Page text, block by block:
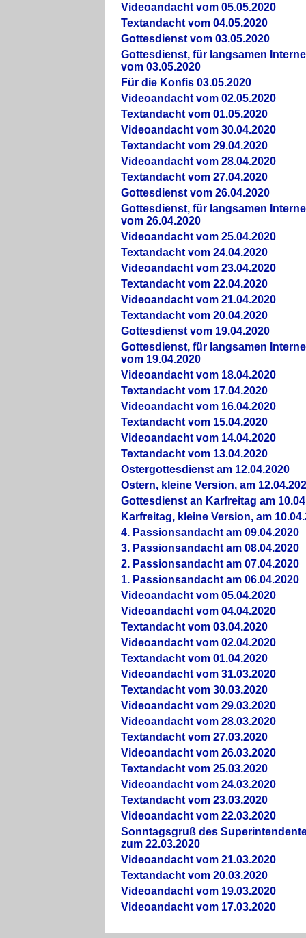
Videoandacht vom 05.05.2020
Textandacht vom 04.05.2020
Gottesdienst vom 03.05.2020
Gottesdienst, für langsamen
vom 03.05.2020
Für die Konfis 03.05.2020
Videoandacht vom 02.05.2020
Textandacht vom 01.05.2020
Videoandacht vom 30.04.2020
Textandacht vom 29.04.2020
Videoandacht vom 28.04.2020
Textandacht vom 27.04.2020
Gottesdienst vom 26.04.2020
Gottesdienst, für langsamen
vom 26.04.2020
Videoandacht vom 25.04.2020
Textandacht vom 24.04.2020
Videoandacht vom 23.04.2020
Textandacht vom 22.04.2020
Videoandacht vom 21.04.2020
Textandacht vom 20.04.2020
Gottesdienst vom 19.04.2020
Gottesdienst, für langsamen
vom 19.04.2020
Videoandacht vom 18.04.2020
Textandacht vom 17.04.2020
Videoandacht vom 16.04.2020
Textandacht vom 15.04.2020
Videoandacht vom 14.04.2020
Textandacht vom 13.04.2020
Ostergottesdienst am 12.04.2020
Ostern, kleine Version, am
Gottesdienst an Karfreitag am
Karfreitag, kleine Version, am
4. Passionsandacht am 09.04.2020
3. Passionsandacht am 08.04.2020
2. Passionsandacht am 07.04.2020
1. Passionsandacht am 06.04.2020
Videoandacht vom 05.04.2020
Videoandacht vom 04.04.2020
Textandacht vom 03.04.2020
Videoandacht vom 02.04.2020
Textandacht vom 01.04.2020
Videoandacht vom 31.03.2020
Textandacht vom 30.03.2020
Videoandacht vom 29.03.2020
Videoandacht vom 28.03.2020
Textandacht vom 27.03.2020
Videoandacht vom 26.03.2020
Textandacht vom 25.03.2020
Videoandacht vom 24.03.2020
Textandacht vom 23.03.2020
Videoandacht vom 22.03.2020
Sonntagsgruß des
zum 22.03.2020
Videoandacht vom 21.03.2020
Textandacht vom 20.03.2020
Videoandacht vom 19.03.2020
Videoandacht vom 17.03.2020